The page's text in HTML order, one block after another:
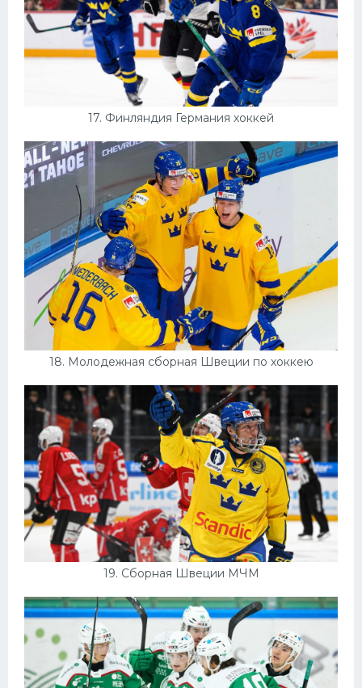
17. Финляндия Германия хоккей
18. Молодежная сборная Швеции по хоккею
19. Сборная Швеции МЧМ